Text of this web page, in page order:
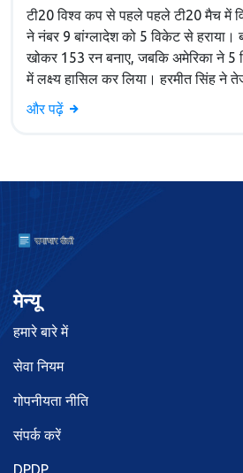
टी20 विश्व कप से पहले पहले टी20 मैच में
ने नंबर 9 बांग्लादेश को 5 विकेट से हराया।
खोकर 153 रन बनाए, जबकि अमेरिका ने
में लक्ष्य हासिल कर लिया। हरमीत सिंह ने
अमेरिका को जीत दिलाई।
और पढ़ें
मेन्यू
हमारे बारे में
सेवा नियम
गोपनीयता नीति
संपर्क करें
DPDP